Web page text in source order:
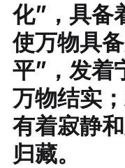
化”，具备
使万物具
平”，发着
万物结实
有着寂静
归藏。